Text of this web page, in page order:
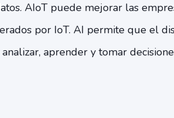
AIoT puede mejorar las
por IoT. AI permite que el
aprender y tomar